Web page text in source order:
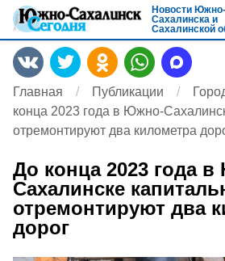
Новости Южно-
Сахалинска и
Сахалинской
Главная Публикации
конца 2023 года в Южно-
отремонтируют два километра
До конца 2023 года
Сахалинске
отремонтируют два
дорог